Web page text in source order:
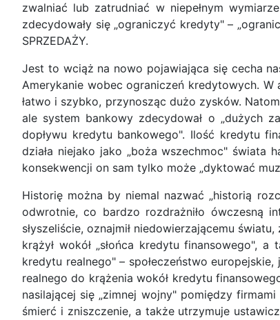
zwalniać lub zatrudniać w niepełnym
zdecydowały się „ograniczyć kredyty" –
SPRZEDAŻY.
Jest to wciąż na nowo pojawiająca się cecha
Amerykanie wobec ograniczeń kredytowych.
łatwo i szybko, przynosząc dużo zysków.
ale system bankowy zdecydował o „dużych
dopływu kredytu bankowego". Ilość kredytu
działa niejako jako „boża wszechmoc" świata
konsekwencji on sam tylko może „dyktować
Historię można by niemal nazwać „historią
odwrotnie, co bardzo rozdrażniło ówczesną
słyszeliście, oznajmił niedowierzającemu
krążył wokół „słońca kredytu finansowego",
kredytu realnego" – społeczeństwo
realnego do krążenia wokół kredytu
nasilającej się „zimnej wojny" pomiędzy
śmierć i zniszczenie, a także utrzymuje